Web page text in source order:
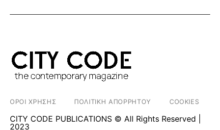
ΟΡΟΙ ΧΡΗΣΗΣ ΠΟΛΙΤΙΚΗ ΑΠΟΡΡΗΤΟΥ COOKIES
CITY CODE PUBLICATIONS © All Rights Reserved |
2023